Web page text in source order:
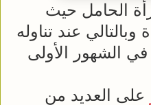
الحامل حيث
عند تناوله
الشهور الأولى
على العديد من